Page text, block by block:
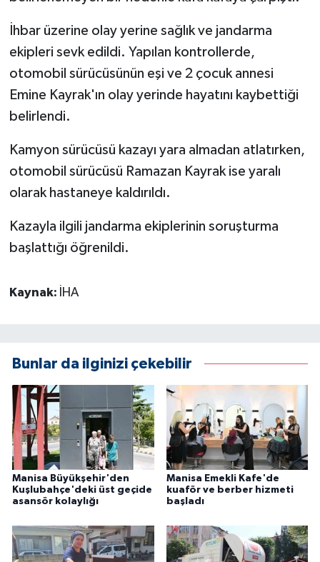
İhbar üzerine olay yerine sağlık ve jandarma
ekipleri sevk edildi. Yapılan kontrollerde,
otomobil sürücüsünün eşi ve 2 çocuk annesi
Emine Kayrak'ın olay yerinde hayatını kaybettiği
belirlendi.
Kamyon sürücüsü kazayı yara almadan atlatırken,
otomobil sürücüsü Ramazan Kayrak ise yaralı
olarak hastaneye kaldırıldı.
Kazayla ilgili jandarma ekiplerinin soruşturma
başlattığı öğrenildi.
Kaynak: İHA
Bunlar da ilginizi çekebilir
Manisa Büyükşehir'den
Kuşlubahçe'deki üst geçide
asansör kolaylığı
Manisa Emekli Kafe'de
kuaför ve berber hizmeti
başladı